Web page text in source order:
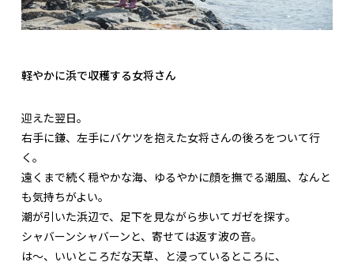
軽やかに浜で収穫する女将さん
迎えた翌日。
右手に鎌、左手にバケツを抱えた女将さんの後ろをついて行
く。
遠くまで続く穏やかな海、ゆるやかに顔を撫でる潮風、なんと
も気持ちがよい。
潮が引いた浜辺で、足下を見ながら歩いてガゼを探す。
シャバーンシャバーンと、寄せては返す波の音。
は～、いいところだな天草、と浸っているところに、